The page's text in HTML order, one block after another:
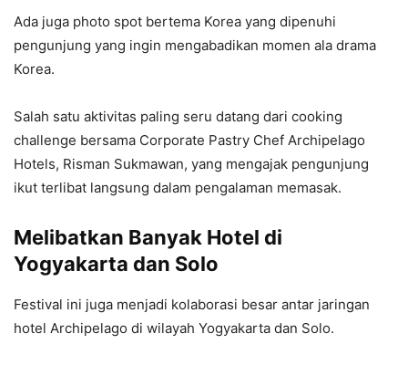
Ada juga photo spot bertema Korea yang dipenuhi
pengunjung yang ingin mengabadikan momen ala drama
Korea.
Salah satu aktivitas paling seru datang dari cooking
challenge bersama Corporate Pastry Chef Archipelago
Hotels, Risman Sukmawan, yang mengajak pengunjung
ikut terlibat langsung dalam pengalaman memasak.
Melibatkan Banyak Hotel di
Yogyakarta dan Solo
Festival ini juga menjadi kolaborasi besar antar jaringan
hotel Archipelago di wilayah Yogyakarta dan Solo.